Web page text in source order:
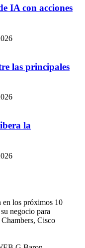
IA con acciones
las principales
la
en los próximos 10
negocio para
Cisco